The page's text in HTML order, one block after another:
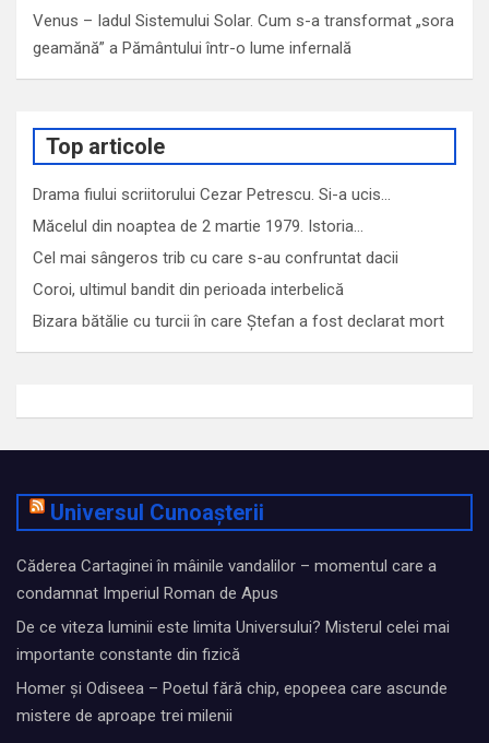
Venus – Iadul Sistemului Solar. Cum s-a transformat „sora
geamănă” a Pământului într-o lume infernală
Top articole
Drama fiului scriitorului Cezar Petrescu. Si-a ucis…
Măcelul din noaptea de 2 martie 1979. Istoria…
Cel mai sângeros trib cu care s-au confruntat dacii
Coroi, ultimul bandit din perioada interbelică
Bizara bătălie cu turcii în care Ștefan a fost declarat mort
Universul Cunoașterii
Căderea Cartaginei în mâinile vandalilor – momentul care a
condamnat Imperiul Roman de Apus
De ce viteza luminii este limita Universului? Misterul celei mai
importante constante din fizică
Homer și Odiseea – Poetul fără chip, epopeea care ascunde
mistere de aproape trei milenii